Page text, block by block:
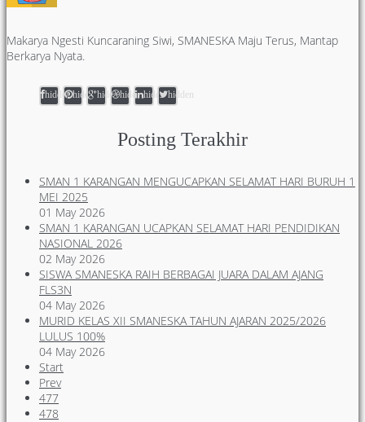
Makarya Ngesti Kuncaraning Siwi, SMANESKA Maju Terus, Mantap
Berkarya Nyata.
hiddenhiddenhiddenhiddenhiddenhidden
Posting Terakhir
SMAN 1 KARANGAN MENGUCAPKAN SELAMAT HARI BURUH 1
MEI 2025
01 May 2026
SMAN 1 KARANGAN UCAPKAN SELAMAT HARI PENDIDIKAN
NASIONAL 2026
02 May 2026
SISWA SMANESKA RAIH BERBAGAI JUARA DALAM AJANG
FLS3N
04 May 2026
MURID KELAS XII SMANESKA TAHUN AJARAN 2025/2026
LULUS 100%
04 May 2026
Start
Prev
477
478